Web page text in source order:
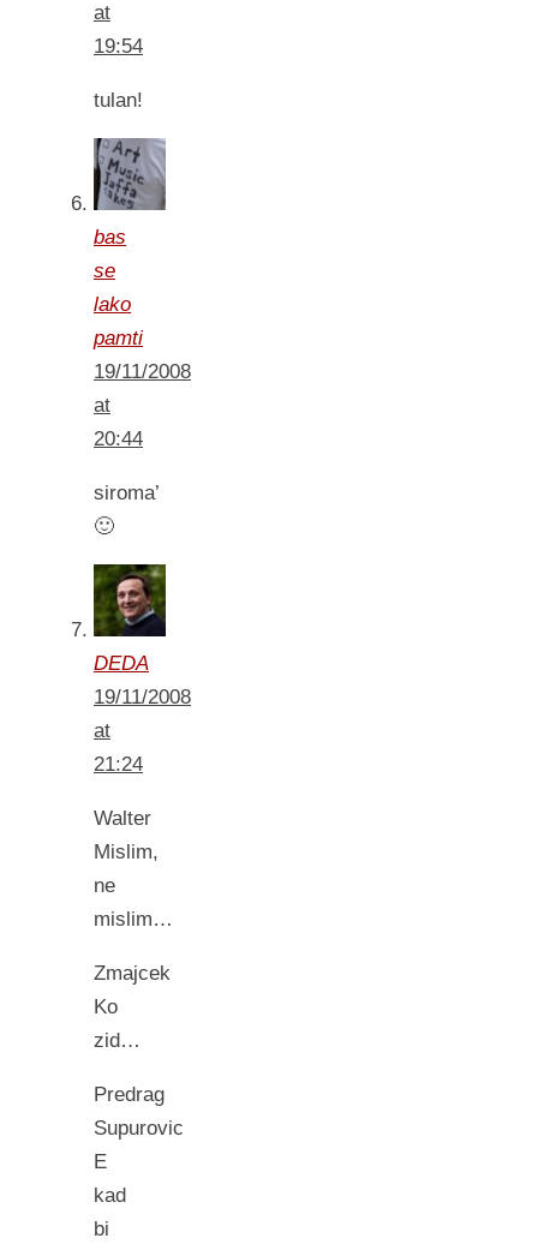
at
19:54
tulan!
bas
se
lako
pamti
19/11/2008
at
20:44
siroma’
🙂
DEDA
19/11/2008
at
21:24
Walter
Mislim,
ne
mislim…
Zmajcek
Ko
zid…
Predrag
Supurovic
E
kad
bi